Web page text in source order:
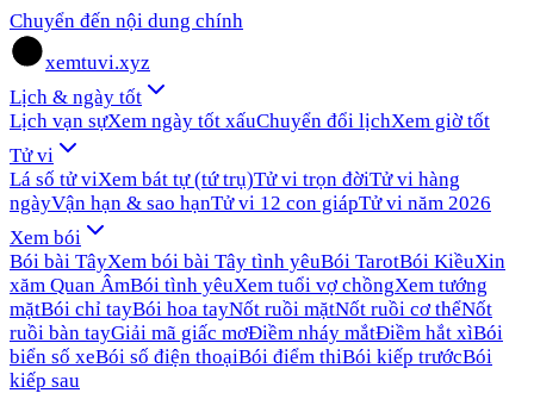
Chuyển đến nội dung chính
xemtuvi.xyz
Lịch & ngày tốt
Lịch vạn sựXem ngày tốt xấuChuyển đổi lịchXem giờ tốt
Tử vi
Lá số tử viXem bát tự (tứ trụ)Tử vi trọn đờiTử vi hàng
ngàyVận hạn & sao hạnTử vi 12 con giápTử vi năm 2026
Xem bói
Bói bài TâyXem bói bài Tây tình yêuBói TarotBói KiềuXin
xăm Quan ÂmBói tình yêuXem tuổi vợ chồngXem tướng
mặtBói chỉ tayBói hoa tayNốt ruồi mặtNốt ruồi cơ thểNốt
ruồi bàn tayGiải mã giấc mơĐiềm nháy mắtĐiềm hắt xìBói
biển số xeBói số điện thoạiBói điểm thiBói kiếp trướcBói
kiếp sau